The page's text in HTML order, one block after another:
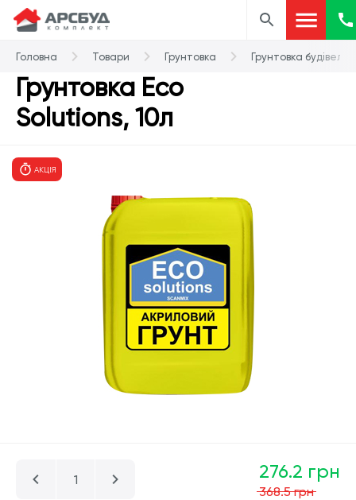
Головна Товари Грунтовка Грунтовка
Грунтовка Eco
Solutions, 10л
АКЦІЯ
276.2 грн
368.5 грн